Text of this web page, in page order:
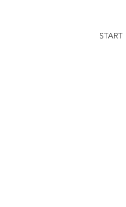
START